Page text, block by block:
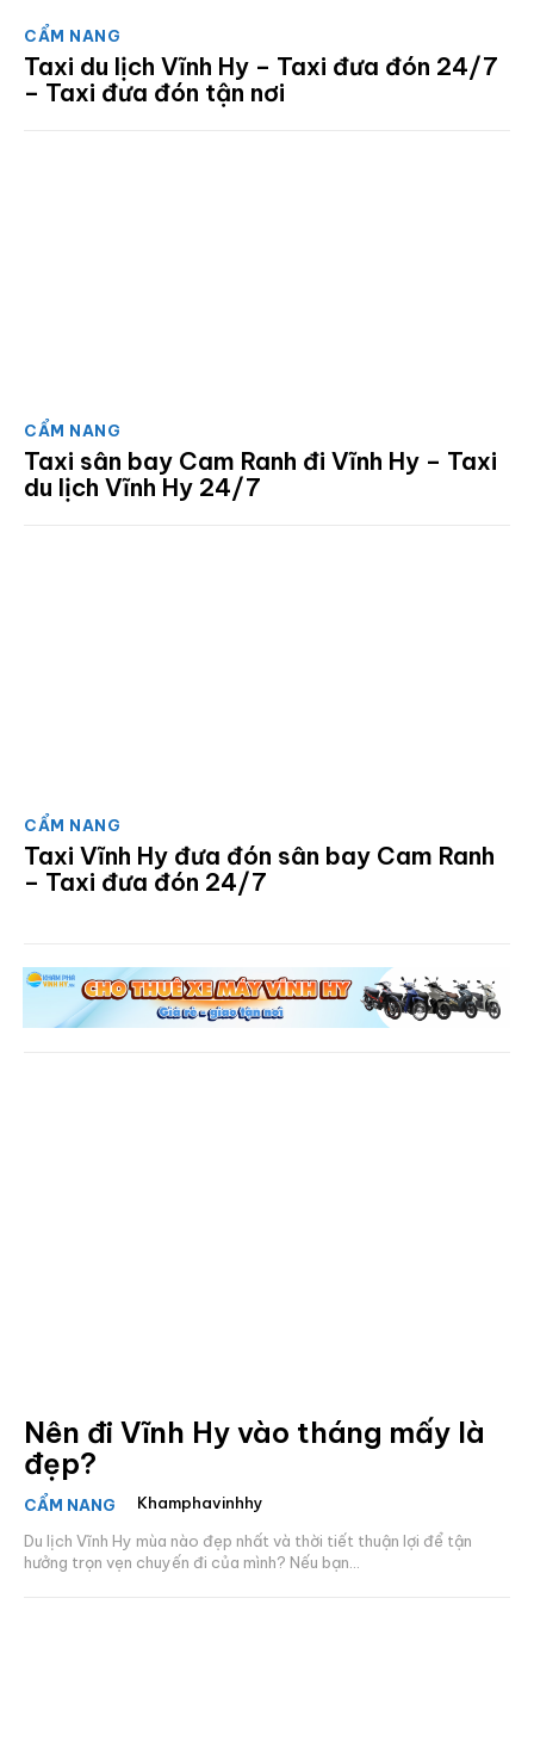
CẨM NANG
Taxi du lịch Vĩnh Hy – Taxi đưa đón 24/7
– Taxi đưa đón tận nơi
CẨM NANG
Taxi sân bay Cam Ranh đi Vĩnh Hy – Taxi
du lịch Vĩnh Hy 24/7
CẨM NANG
Taxi Vĩnh Hy đưa đón sân bay Cam Ranh
– Taxi đưa đón 24/7
Nên đi Vĩnh Hy vào tháng mấy là
đẹp?
CẨM NANG
Khamphavinhhy
Du lịch Vĩnh Hy mùa nào đẹp nhất và thời tiết thuận lợi để tận
hưởng trọn vẹn chuyến đi của mình? Nếu bạn...